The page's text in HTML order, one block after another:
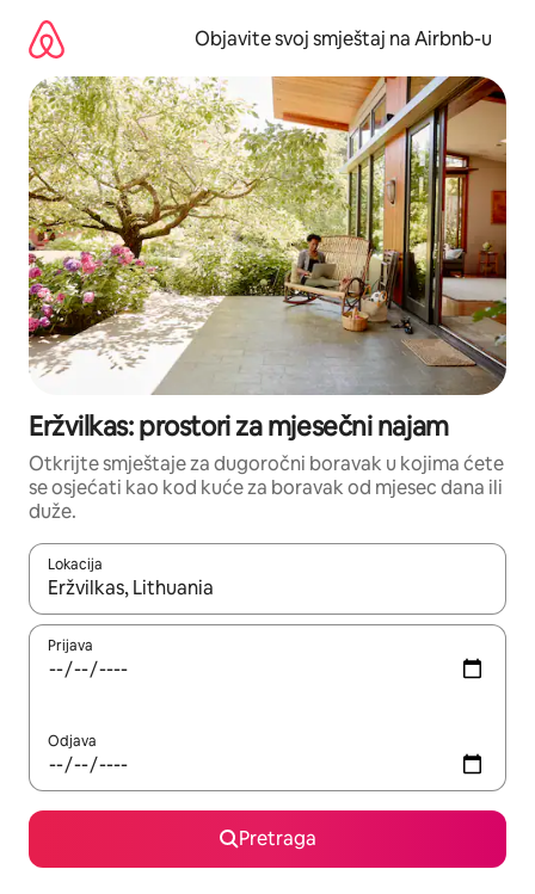
sadržaj
Objavite svoj smještaj na Airbnb-u
Eržvilkas: prostori za mjesečni najam
Otkrijte smještaje za dugoročni boravak u kojima ćete
se osjećati kao kod kuće za boravak od mjesec dana ili
duže.
Lokacija
Kad su rezultati dostupni, možete da se krećete kroz njih
Prijava
Odjava
Pretraga